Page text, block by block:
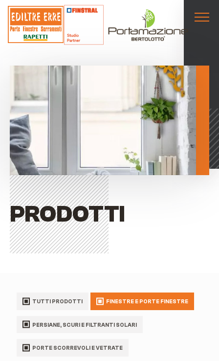
PRODOTTI
TUTTI PRODOTTI FINESTRE E PORTE FINESTRE
PERSIANE, SCURI E FILTRANTI SOLARI
PORTE SCORREVOLI E VETRATE